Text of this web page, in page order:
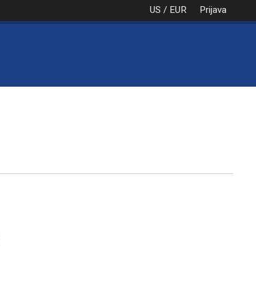
Prijava
US / EUR